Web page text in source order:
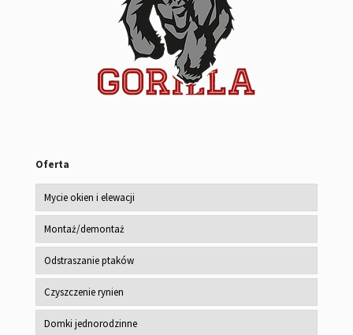
Oferta
Mycie okien i elewacji
Montaż/demontaż
Odstraszanie ptaków
Czyszczenie rynien
Domki jednorodzinne